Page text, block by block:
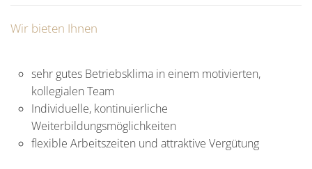
Wir bieten Ihnen
sehr gutes Betriebsklima in einem motivierten,
kollegialen Team
Individuelle, kontinuierliche
Weiterbildungsmöglichkeiten
flexible Arbeitszeiten und attraktive Vergütung